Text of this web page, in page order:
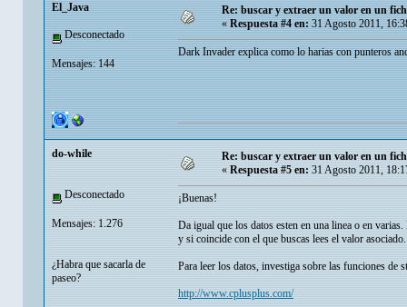
El_Java
Desconectado
Mensajes: 144
Re: buscar y extraer un valor en un
«Respuesta #4 en:31 Agosto 2011,
Dark Invader explica como lo harias con punteros
do-while
Desconectado
Mensajes: 1.276
¿Habra que sacarla de
paseo?
Re: buscar y extraer un valor en un
« Respuesta #5 en: 31 Agosto 2011,
¡Buenas!
Da igual que los datos esten en una linea o en
y si coincide con el que buscas lees el valor
Para leer los datos, investiga sobre las funciones de
http://www.cplusplus.com/